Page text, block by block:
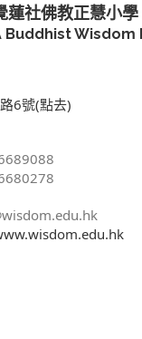
蓮社佛教正慧小
Buddhist
6號(點去)